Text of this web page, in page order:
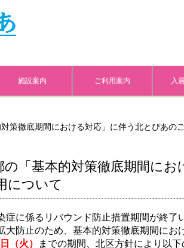
施設案内 ご利用案内 入
対策徹底期間における対応」に伴う北とぴあの
の「基本的対策徹底期間に
について
症に係るリバウンド防止措置期間が終了
大防止のため、基本的対策徹底期間にお
（火）
までの期間、北区方針により以